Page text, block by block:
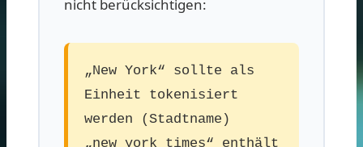
nicht berücksichtigen:
„New York“ sollte als
Einheit tokenisiert
werden (Stadtname)
„new york times“ enthält